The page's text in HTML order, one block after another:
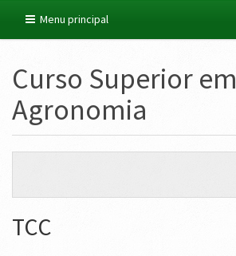
Menu principal
Curso Superior em
Agronomia
TCC